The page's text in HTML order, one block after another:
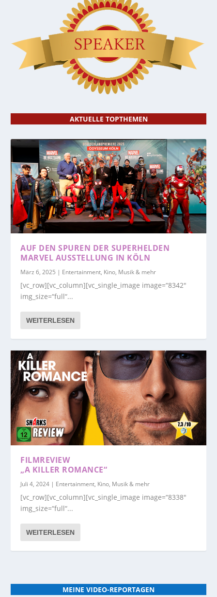
AKTUELLE TOPTHEMEN
AUF DEN SPUREN DER SUPERHELDEN
MARVEL AUSSTELLUNG IN KÖLN
März 6, 2025 | Entertainment, Kino, Musik & mehr
[vc_row][vc_column][vc_single_image image=“8342″
img_size=“full“...
WEITERLESEN
FILMREVIEW
„A KILLER ROMANCE“
Juli 4, 2024 | Entertainment, Kino, Musik & mehr
[vc_row][vc_column][vc_single_image image=“8338″
img_size=“full“...
WEITERLESEN
MEINE VIDEO-REPORTAGEN